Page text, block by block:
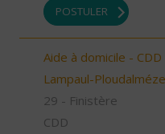
POSTULER
Aide à domicile -
Lampaul-
29 - Finistère
CDD